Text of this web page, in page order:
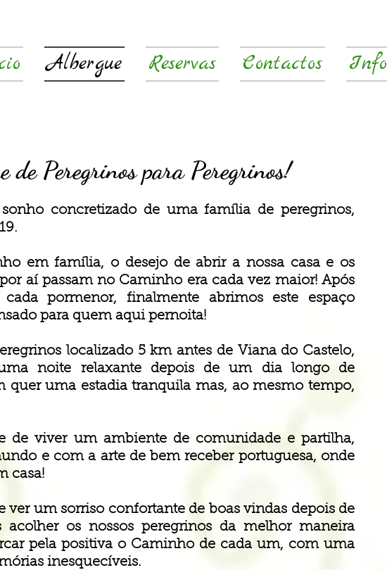
Albergue Reservas Contactos Info
de Peregrinos para Peregrinos!
concretizado de uma família de peregrinos,
em família, o desejo de abrir a nossa casa e os
aí passam no Caminho era cada vez maior! Após
pormenor, finalmente abrimos este espaço
para quem aqui pernoita!
localizado 5 km antes de Viana do Castelo,
noite relaxante depois de um dia longo de
quer uma estadia tranquila mas, ao mesmo tempo,
de viver um ambiente de comunidade e partilha,
e com a arte de bem receber portuguesa, onde
casa!
ver um sorriso confortante de boas vindas depois de
os nossos peregrinos da melhor maneira
pela positiva o Caminho de cada um, com uma
inesquecíveis.